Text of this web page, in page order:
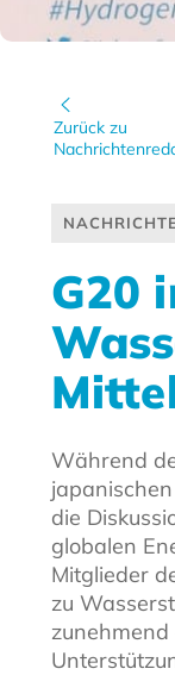
Zurück zu
G20
Während
die
globalen
Mitglieder
zu